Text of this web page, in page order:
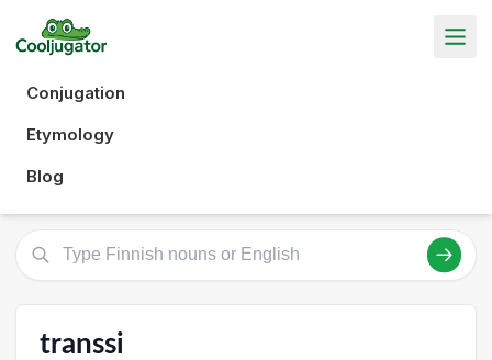
Conjugation
Etymology
Blog
transsi